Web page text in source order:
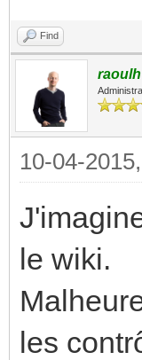
Find
raoulh
10-04-
le wiki.
les